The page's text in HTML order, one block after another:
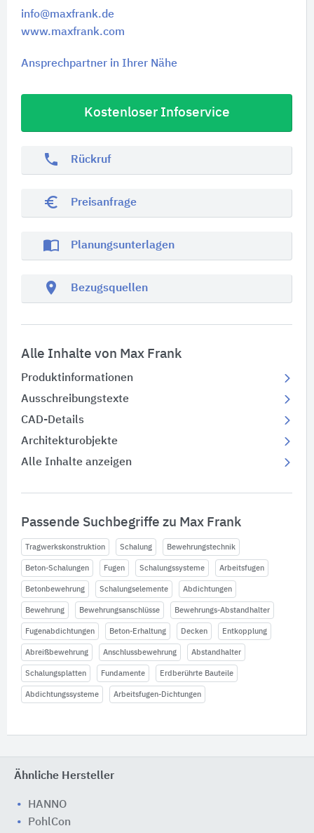
info@maxfrank.de
www.maxfrank.com
Ansprechpartner in Ihrer Nähe
Kostenloser Infoservice
phone Rückruf
euro_symbol Preisanfrage
import_contacts Planungsunterlagen
location_on Bezugsquellen
Alle Inhalte von Max Frank
Produktinformationen
Ausschreibungstexte
CAD-Details
Architekturobjekte
Alle Inhalte anzeigen
Passende Suchbegriffe zu Max Frank
Tragwerkskonstruktion Schalung Bewehrungstechnik
Beton-Schalungen Fugen Schalungssysteme Arbeitsfugen
Betonbewehrung Schalungselemente Abdichtungen
Bewehrung Bewehrungsanschlüsse Bewehrungs-Abstandhalter
Fugenabdichtungen Beton-Erhaltung Decken Entkopplung
Abreißbewehrung Anschlussbewehrung Abstandhalter
Schalungsplatten Fundamente Erdberührte Bauteile
Abdichtungssysteme Arbeitsfugen-Dichtungen
Ähnliche Hersteller
HANNO
PohlCon